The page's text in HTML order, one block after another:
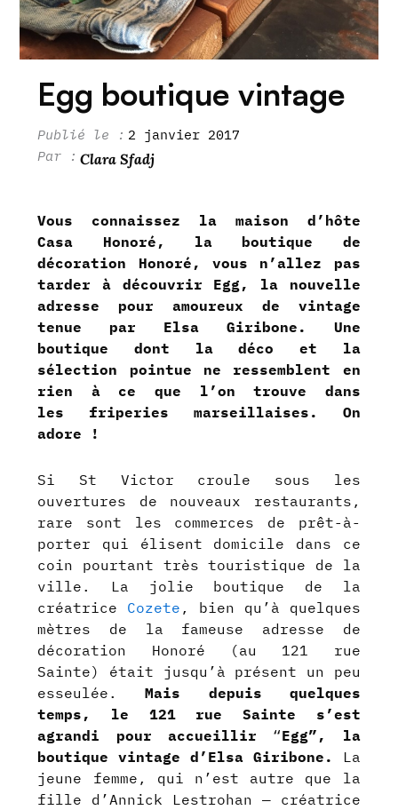
Egg boutique vintage
2 janvier 2017
Clara Sfadj
Vous connaissez la maison d’hôte
Casa Honoré, la boutique de
décoration Honoré, vous n’allez pas
tarder à découvrir Egg, la nouvelle
adresse pour amoureux de vintage
tenue par Elsa Giribone. Une
boutique dont la déco et la
sélection pointue ne ressemblent en
rien à ce que l’on trouve dans
les friperies marseillaises. On
adore !
Si St Victor croule sous les
ouvertures de nouveaux restaurants,
rare sont les commerces de prêt-à-
porter qui élisent domicile dans ce
coin pourtant très touristique de la
ville. La jolie boutique de la
créatrice Cozete , bien qu’à quelques
mètres de la fameuse adresse de
décoration Honoré (au 121 rue
Sainte) était jusqu’à présent un peu
esseulée.Mais depuis quelques
temps,
le 121 rue Sainte s’est
agrandi pour accueillir “Egg”, la
boutique vintage d’Elsa Giribone.
La
jeune femme, qui n’est autre que la
fille d’Annick Lestrohan — créatrice